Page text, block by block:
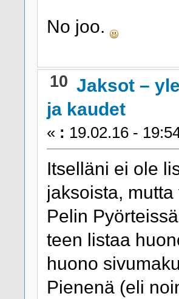
No joo.
10 Jaksot –
ja kaudet
« : 19.02.16 -
Itselläni ei ole
jaksoista,
Pelin
teen listaa
huono
Pienenä (eli